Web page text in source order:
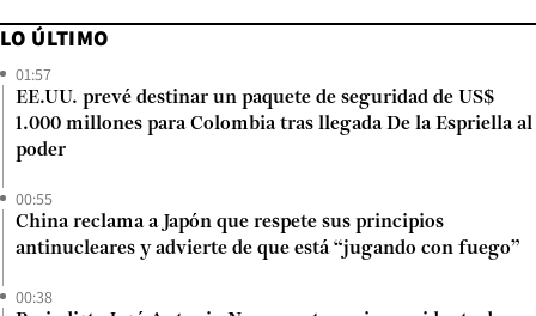
LO ÚLTIMO
01:57
EE.UU. prevé destinar un paquete de seguridad de US$
1.000 millones para Colombia tras llegada De la Espriella al
poder
00:55
China reclama a Japón que respete sus principios
antinucleares y advierte de que está “jugando con fuego”
00:38